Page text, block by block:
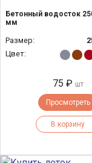
Бетонный водосток
мм
Размер:
Цвет:
75 ₽ шт
Просмотреть
В корзину